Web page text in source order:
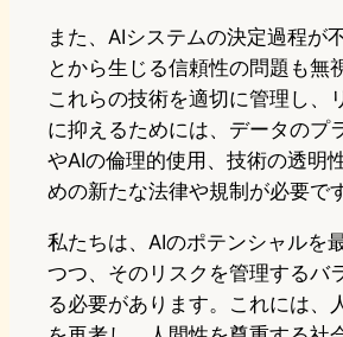
また、AIシステムの決定過程が
とから生じる信頼性の問題も無
これらの技術を適切に管理し、
に抑えるためには、データのプ
やAIの倫理的使用、技術の透明
めの新たな法律や規制が必要で
私たちは、AIのポテンシャルを
つつ、そのリスクを管理するバ
る必要があります。これには、